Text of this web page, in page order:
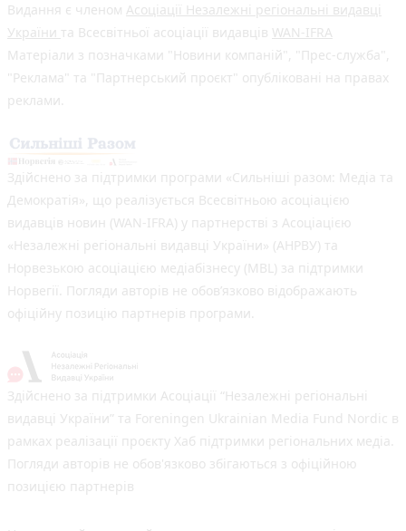
Видання є членом Асоціації Незалежні регіональні видавці
України та Всесвітньої асоціації видавців WAN-IFRA
Матеріали з позначками "Новини компаній", "Прес-служба",
"Реклама" та "Партнерський проєкт" опубліковані на правах
реклами.
Здійснено за підтримки програми «Сильніші разом: Медіа та
Демократія», що реалізується Всесвітньою асоціацією
видавців новин (WAN-IFRA) у партнерстві з Асоціацією
«Незалежні регіональні видавці України» (АНРВУ) та
Норвезькою асоціацією медіабізнесу (MBL) за підтримки
Норвегії. Погляди авторів не обов’язково відображають
офіційну позицію партнерів програми.
Здійснено за підтримки Асоціації “Незалежні регіональні
видавці України” та Foreningen Ukrainian Media Fund Nordic в
рамках реалізації проєкту Хаб підтримки регіональних медіа.
Погляди авторів не обов'язково збігаються з офіційною
позицією партнерів